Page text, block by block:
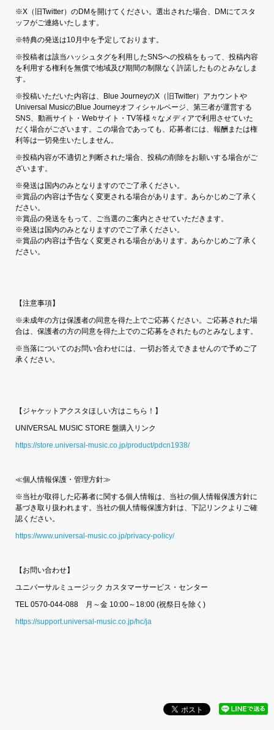
※X（旧Twitter）のDMを開けてください。選出された場合、DMにてスタ
ッフがご連絡いたします。
※特典の発送は10月中を予定しております。
※投稿者は該当ハッシュタグを利用したSNSへの投稿をもって、投稿内容
を利用する権利を無償で地域及び期間の制限なく許諾したものとみなしま
す。
※投稿いただいた内容は、Blue JourneyのX（旧Twitter）アカウントや
Universal MusicのBlue Journeyオフィシャルページ、第三者が運営する
SNS、動画サイト・Webサイト・TV等様々なメディアで利用させていた
だく場合がございます。この場合であっても、応募者には、報酬または権
利等は一切発生いたしません。
※投稿内容が不適切と判断された場合、投稿の削除をお願いする場合がご
ざいます。
※発送は国内のみとなりますのでご了承ください。
※賞品の内容は予告なく変更される場合があります。あらかじめご了承く
ださい。
※賞品の発送をもって、ご当選のご案内とさせていただきます。
※発送は国内のみとなりますのでご了承ください。
※賞品の内容は予告なく変更される場合があります。あらかじめご了承く
ださい。
【注意事項】
※未成年の方は保護者の同意を得た上でご応募ください。ご応募された場
合は、保護者の方の同意を得た上でのご応募をされたものとみなします。
※当落についてのお問い合わせには、一切お答えできませんので予めご了
承ください。
【ジャケットアクスタほしい方はこちら！】
UNIVERSAL MUSIC STORE 盤購入リンク
https://store.universal-music.co.jp/product/pdcn1938/
≪個人情報保護・管理方針≫
※当社が取得した応募者に関する個人情報は、当社の個人情報保護方針に
基づき取り扱われます。当社の個人情報保護方針は、下記リンクよりご確
認ください。
https://www.universal-music.co.jp/privacy-policy/
【お問い合わせ】
ユニバーサルミュージック カスタマーサービス・センター
TEL 0570-044-088 月～金 10:00～18:00 (祝祭日を除く)
https://support.universal-music.co.jp/hc/ja